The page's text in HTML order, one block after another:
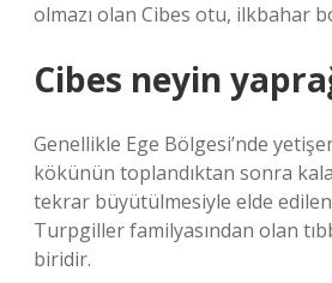
olmazı olan Cibes otu, ilkbahar
Cibes neyin
Genellikle Ege Bölgesi’nde
kökünün toplandıktan sonra
tekrar büyütülmesiyle elde
Turpgiller familyasından olan
biridir.